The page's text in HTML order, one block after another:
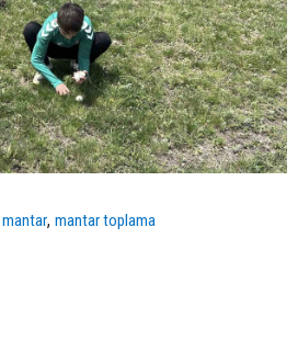
mantar,mantar toplama